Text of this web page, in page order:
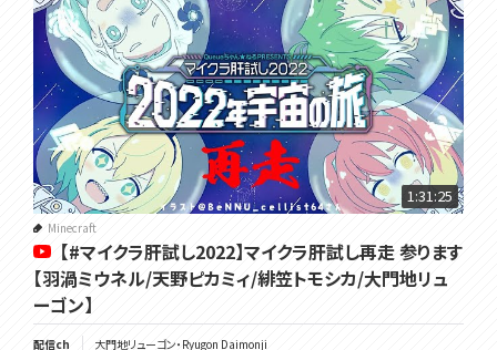
1:31:25
Minecraft
【#マイクラ肝試し2022】マイクラ肝試し再走 参ります
【羽渦ミウネル/天野ピカミィ/緋笠トモシカ/大門地リュ
ーゴン】
配信ch 大門地リューゴン・Ryugon Daimonji